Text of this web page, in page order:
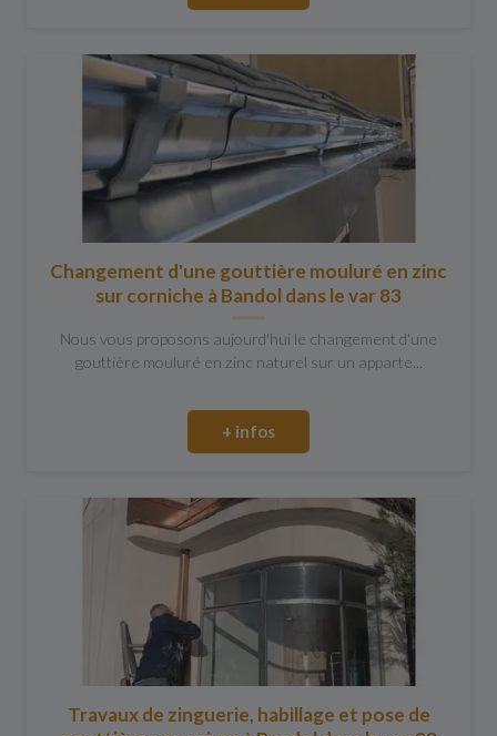
Changement d'une gouttière mouluré en zinc
sur corniche à Bandol dans le var 83
Nous vous proposons aujourd'hui le changement d'une
gouttière mouluré en zinc naturel sur un apparte...
+ infos
Travaux de zinguerie, habillage et pose de